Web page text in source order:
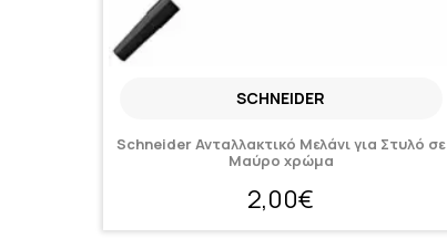
SCHNEIDER
Schneider Ανταλλακτικό Μελάνι για Στυλό σε
Μαύρο χρώμα
2,00€